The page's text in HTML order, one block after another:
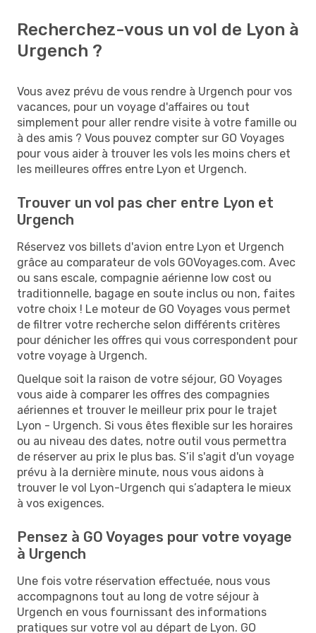
Recherchez-vous un vol de Lyon à
Urgench ?
Vous avez prévu de vous rendre à Urgench pour vos
vacances, pour un voyage d'affaires ou tout
simplement pour aller rendre visite à votre famille ou
à des amis ? Vous pouvez compter sur GO Voyages
pour vous aider à trouver les vols les moins chers et
les meilleures offres entre Lyon et Urgench.
Trouver un vol pas cher entre Lyon et
Urgench
Réservez vos billets d'avion entre Lyon et Urgench
grâce au comparateur de vols GOVoyages.com. Avec
ou sans escale, compagnie aérienne low cost ou
traditionnelle, bagage en soute inclus ou non, faites
votre choix ! Le moteur de GO Voyages vous permet
de filtrer votre recherche selon différents critères
pour dénicher les offres qui vous correspondent pour
votre voyage à Urgench.
Quelque soit la raison de votre séjour, GO Voyages
vous aide à comparer les offres des compagnies
aériennes et trouver le meilleur prix pour le trajet
Lyon - Urgench. Si vous êtes flexible sur les horaires
ou au niveau des dates, notre outil vous permettra
de réserver au prix le plus bas. S’il s'agit d'un voyage
prévu à la dernière minute, nous vous aidons à
trouver le vol Lyon-Urgench qui s’adaptera le mieux
à vos exigences.
Pensez à GO Voyages pour votre voyage
à Urgench
Une fois votre réservation effectuée, nous vous
accompagnons tout au long de votre séjour à
Urgench en vous fournissant des informations
pratiques sur votre vol au départ de Lyon. GO